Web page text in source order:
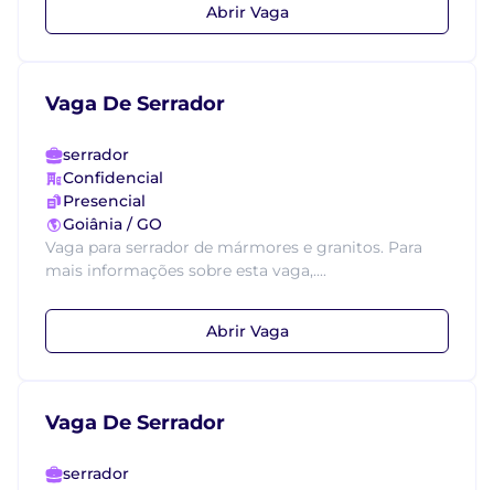
Abrir Vaga
Vaga De Serrador
serrador
Confidencial
Presencial
Goiânia / GO
Vaga para serrador de mármores e granitos. Para
mais informações sobre esta vaga,....
Abrir Vaga
Vaga De Serrador
serrador